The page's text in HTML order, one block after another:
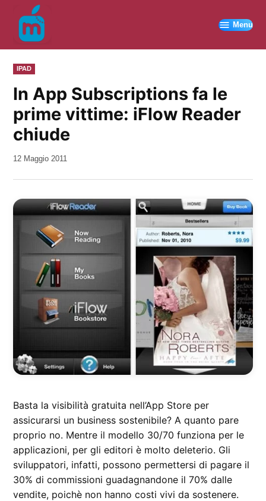
contenuto
Menu
PUBBLICATO
IN
IPAD
In App Subscriptions fa le
prime vittime: iFlow Reader
chiude
da
12 Maggio 2011
Basta la visibilità gratuita nell’App Store per
assicurarsi un business sostenibile? A quanto pare
proprio no. Mentre il modello 30/70 funziona per le
applicazioni, per gli editori è molto deleterio. Gli
sviluppatori, infatti, possono permettersi di pagare il
30% di commissioni guadagnandone il 70% dalle
vendite, poichè non hanno costi vivi da sostenere.